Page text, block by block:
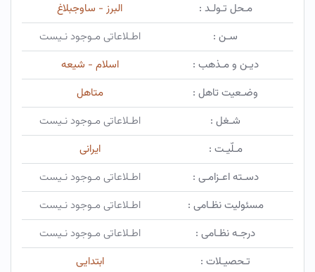
مـحل تـولـد :
البرز - ساوجبلاغ
سـن :
اطـلاعاتی مـوجود نـیست
دیـن و مـذهب :
اسلام - شیعه
وضـعیت تاهل :
متاهل
شـغل :
اطـلاعاتی مـوجود نـیست
مـلّیـت :
ایرانی
دسـته اعـزامـی :
اطـلاعاتی مـوجود نـیست
مسئولیت نظـامی :
اطـلاعاتی مـوجود نـیست
درجـه نظـامی :
اطـلاعاتی مـوجود نـیست
تـحصیـلات :
ابتدایی